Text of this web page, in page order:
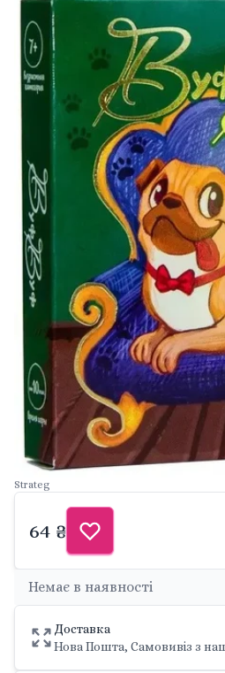
Strateg
64 ₴
Немає в наявності
Доставка
Нова Пошта, Самовивіз з